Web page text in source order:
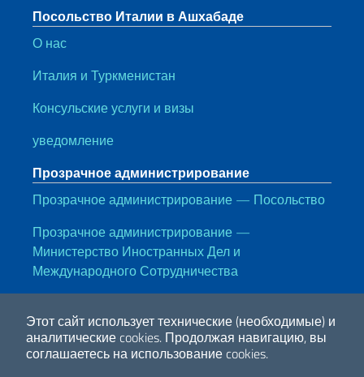
Этот сайт использует технические (необходимые) и
аналитические cookies. Продолжая навигацию, вы
соглашаетесь на использование cookies.
Посольство Италии в Ашхабаде
О нас
Италия и Туркменистан
Консульские услуги и визы
уведомление
Прозрачное администрирование
Прозрачное администрирование — Посольство
Прозрачное администрирование —
Министерство Иностранных Дел и
Международного Сотрудничества
Полезные ссылки
Note legaliPrivacy e cookie policyDichiarazione di accessibilità